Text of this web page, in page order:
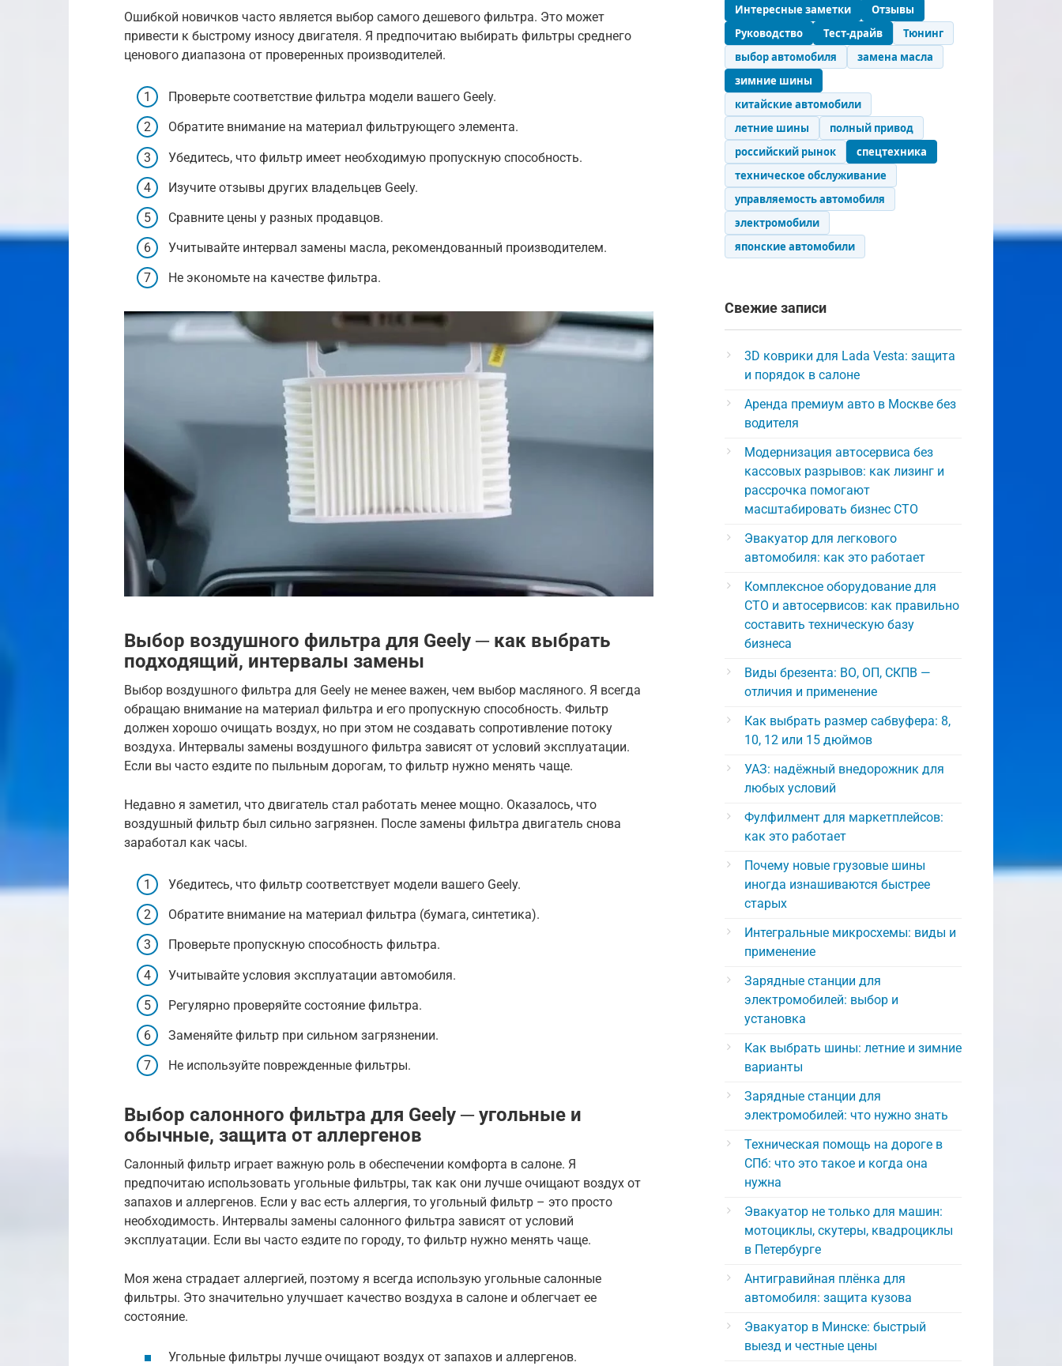
Ошибкой новичков часто является выбор самого дешевого фильтра. Это может
привести к быстрому износу двигателя. Я предпочитаю выбирать фильтры среднего
ценового диапазона от проверенных производителей.
Проверьте соответствие фильтра модели вашего Geely.
Обратите внимание на материал фильтрующего элемента.
Убедитесь, что фильтр имеет необходимую пропускную способность.
Изучите отзывы других владельцев Geely.
Сравните цены у разных продавцов.
Учитывайте интервал замены масла, рекомендованный производителем.
Не экономьте на качестве фильтра.
Выбор воздушного фильтра для Geely ─ как выбрать
подходящий, интервалы замены
Выбор воздушного фильтра для Geely не менее важен, чем выбор масляного. Я всегда
обращаю внимание на материал фильтра и его пропускную способность. Фильтр
должен хорошо очищать воздух, но при этом не создавать сопротивление потоку
воздуха. Интервалы замены воздушного фильтра зависят от условий эксплуатации.
Если вы часто ездите по пыльным дорогам, то фильтр нужно менять чаще.
Недавно я заметил, что двигатель стал работать менее мощно. Оказалось, что
воздушный фильтр был сильно загрязнен. После замены фильтра двигатель снова
заработал как часы.
Убедитесь, что фильтр соответствует модели вашего Geely.
Обратите внимание на материал фильтра (бумага, синтетика).
Проверьте пропускную способность фильтра.
Учитывайте условия эксплуатации автомобиля.
Регулярно проверяйте состояние фильтра.
Заменяйте фильтр при сильном загрязнении.
Не используйте поврежденные фильтры.
Выбор салонного фильтра для Geely ─ угольные и
обычные, защита от аллергенов
Салонный фильтр играет важную роль в обеспечении комфорта в салоне. Я
предпочитаю использовать угольные фильтры, так как они лучше очищают воздух от
запахов и аллергенов. Если у вас есть аллергия, то угольный фильтр – это просто
необходимость. Интервалы замены салонного фильтра зависят от условий
эксплуатации. Если вы часто ездите по городу, то фильтр нужно менять чаще.
Моя жена страдает аллергией, поэтому я всегда использую угольные салонные
фильтры. Это значительно улучшает качество воздуха в салоне и облегчает ее
состояние.
Угольные фильтры лучше очищают воздух от запахов и аллергенов.
Интересные заметки
Отзывы
Руководство
Тест-драйв
Тюнинг
выбор автомобиля
замена масла
зимние шины
китайские автомобили
летние шины
полный привод
российский рынок
спецтехника
техническое обслуживание
управляемость автомобиля
электромобили
японские автомобили
Свежие записи
3D коврики для Lada Vesta: защита
и порядок в салоне
Аренда премиум авто в Москве без
водителя
Модернизация автосервиса без
кассовых разрывов: как лизинг и
рассрочка помогают
масштабировать бизнес СТО
Эвакуатор для легкового
автомобиля: как это работает
Комплексное оборудование для
СТО и автосервисов: как правильно
составить техническую базу
бизнеса
Виды брезента: ВО, ОП, СКПВ —
отличия и применение
Как выбрать размер сабвуфера: 8,
10, 12 или 15 дюймов
УАЗ: надёжный внедорожник для
любых условий
Фулфилмент для маркетплейсов:
как это работает
Почему новые грузовые шины
иногда изнашиваются быстрее
старых
Интегральные микросхемы: виды и
применение
Зарядные станции для
электромобилей: выбор и
установка
Как выбрать шины: летние и зимние
варианты
Зарядные станции для
электромобилей: что нужно знать
Техническая помощь на дороге в
СПб: что это такое и когда она
нужна
Эвакуатор не только для машин:
мотоциклы, скутеры, квадроциклы
в Петербурге
Антигравийная плёнка для
автомобиля: защита кузова
Эвакуатор в Минске: быстрый
выезд и честные цены